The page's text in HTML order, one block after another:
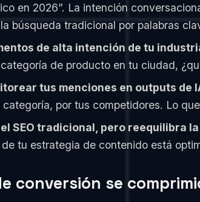
en 2026”. La intención
búsqueda tradicional por palabras
de alta intención de tu
de producto en tu ciudad,
tus menciones en outputs de
por tus competidores. Lo
SEO tradicional, pero reequilibra
tu estrategia de contenido está
conversión se